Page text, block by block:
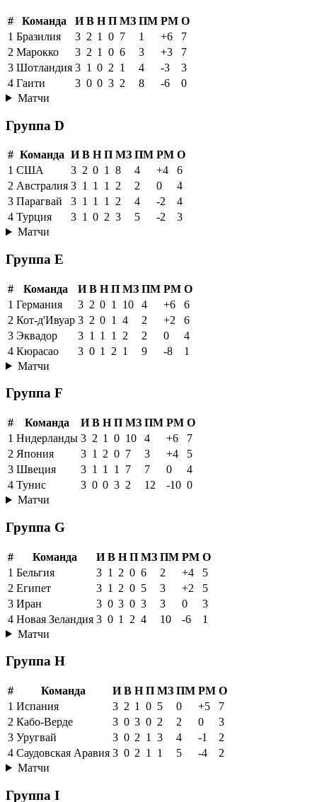
# Команда И В Н П МЗ ПМ РМ О
1 Бразилия 3 2 1 0 7 1 +6
7
2 Марокко 3 2 1 0 6 3 +3
7
3 Шотландия 3 1 0 2 1 4 -3
3
4 Гаити 3 0 0 3 2 8 -6
0
Матчи
Группа D
# Команда И В Н П МЗ ПМ РМ О
1 США 3 2 0 1 8 4 +4
6
2 Австралия 3 1 1 1 2 2 0
4
3 Парагвай 3 1 1 1 2 4 -2
4
4 Турция 3 1 0 2 3 5 -2
3
Матчи
Группа E
# Команда И В Н П МЗ ПМ РМ О
1 Германия 3 2 0 1 10 4 +6
6
2 Кот-д'Ивуар 3 2 0 1 4 2 +2
6
3 Эквадор 3 1 1 1 2 2 0
4
4 Кюрасао 3 0 1 2 1 9 -8
1
Матчи
Группа F
# Команда И В Н П МЗ ПМ РМ О
1 Нидерланды 3 2 1 0 10 4 +6
7
2 Япония 3 1 2 0 7 3 +4
5
3 Швеция 3 1 1 1 7 7 0
4
4 Тунис 3 0 0 3 2 12 -10 0
Матчи
Группа G
# Команда И В Н П МЗ ПМ РМ О
1 Бельгия 3 1 2 0 6 2 +4
5
2 Египет 3 1 2 0 5 3 +2
5
3 Иран 3 0 3 0 3 3 0
3
4 Новая Зеландия 3 0 1 2 4 10 -6
1
Матчи
Группа H
# Команда И В Н П МЗ ПМ РМ О
1 Испания 3 2 1 0 5 0 +5
7
2 Кабо-Верде 3 0 3 0 2 2 0
3
3 Уругвай 3 0 2 1 3 4 -1
2
4 Саудовская Аравия 3 0 2 1 1 5 -4
2
Матчи
Группа I